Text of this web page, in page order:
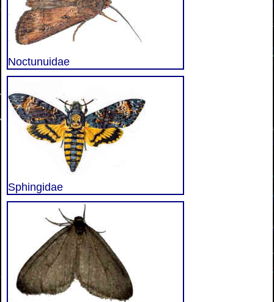
Noctunuidae
Sphingidae